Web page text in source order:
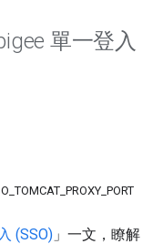
單一登入
(SSO) 」一文，瞭解